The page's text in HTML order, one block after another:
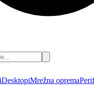
DesktopiMrežna oprema